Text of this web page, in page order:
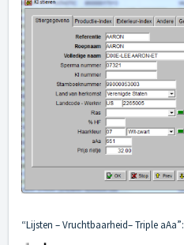
“Lijsten – Vruchtbaarheid– Triple aAa”: